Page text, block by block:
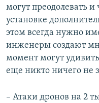
могут преодолевать
установке
этом всегда нужно
инженеры создают
момент могут
еще никто ничего не
– Атаки дронов на 2